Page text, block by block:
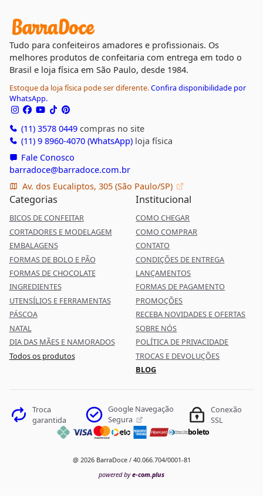
Tudo para confeiteiros amadores e profissionais. Os
melhores produtos de confeitaria com entrega em todo o
Brasil e loja física em São Paulo, desde 1984.
Estoque da loja física pode ser diferente.Confira disponibilidade por
WhatsApp.
(11) 3578 0449compras no site
(11) 9 8960-4070 (WhatsApp)loja física
Fale Conosco
barradoce@barradoce.com.br
Av. dos Eucaliptos, 305 (São Paulo/SP)
Categorias
BICOS DE CONFEITAR
CORTADORES E MODELAGEM
EMBALAGENS
FORMAS DE BOLO E PÃO
FORMAS DE CHOCOLATE
INGREDIENTES
UTENSÍLIOS E FERRAMENTAS
PÁSCOA
NATAL
DIA DAS MÃES E NAMORADOS
Todos os produtos
Institucional
COMO CHEGAR
COMO COMPRAR
CONTATO
CONDIÇÕES DE ENTREGA
LANÇAMENTOS
FORMAS DE PAGAMENTO
PROMOÇÕES
RECEBA NOVIDADES E OFERTAS
SOBRE NÓS
POLÍTICA DE PRIVACIDADE
TROCAS E DEVOLUÇÕES
BLOG
Troca
garantida
Google Navegação
Segura
Conexão
SSL
boleto
@ 2026 BarraDoce / 40.066.704/0001-81
powered bye-com.plus